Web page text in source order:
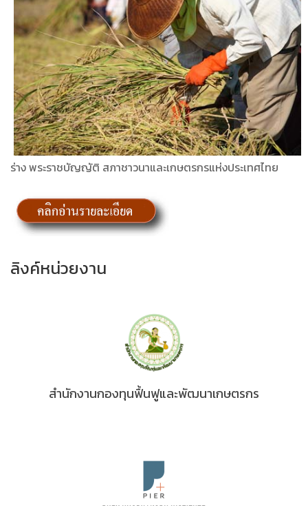
ร่าง พระราชบัญญัติ สภาชาวนาและเกษตรกรแห่งประเทศไทย
ลิงค์หน่วยงาน
สำนักงานกองทุนฟื้นฟูและพัฒนาเกษตรกร